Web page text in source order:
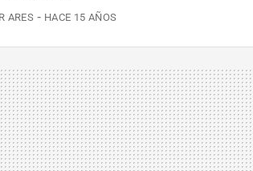
ARES HACE 15 AÑOS